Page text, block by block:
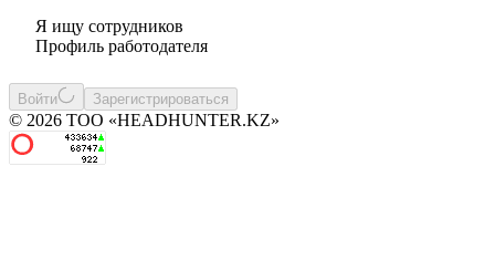
Я ищу сотрудников
Профиль работодателя
Войти Зарегистрироваться
© 2026 ТОО «HEADHUNTER.KZ»